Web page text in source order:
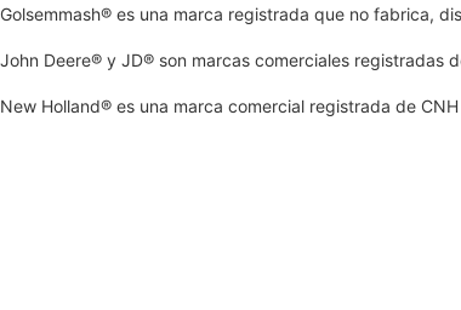
Golsemmash® es una marca registrada que no fabrica,
John Deere® y JD® son marcas comerciales registradas
New Holland® es una marca comercial registrada de